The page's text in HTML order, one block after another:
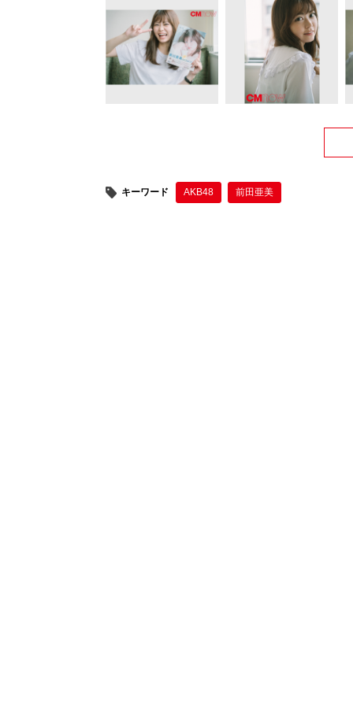
キーワード AKB48 前田亜美